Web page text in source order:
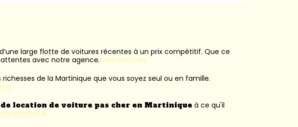
large flotte de voitures récentes à un prix compétitif. Que ce
avec notre agence.fake watches
de la Martinique que vous soyez seul ou en famille.
de location de voiture pas cher en Martinique à ce qu'il
replica uk